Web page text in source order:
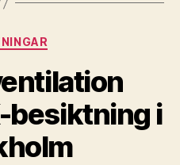
Kategorier
besiktning i